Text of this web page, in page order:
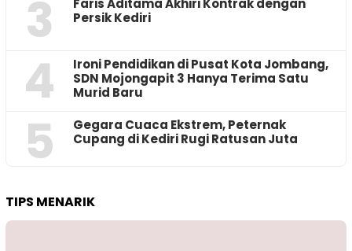
3
Faris Aditama Akhiri Kontrak dengan
Persik Kediri
4
Ironi Pendidikan di Pusat Kota Jombang,
SDN Mojongapit 3 Hanya Terima Satu
Murid Baru
5
‎Gegara Cuaca Ekstrem, Peternak
Cupang di Kediri Rugi Ratusan Juta
TIPS MENARIK